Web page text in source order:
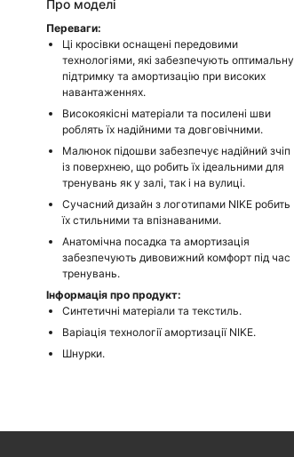
Про моделі
Переваги:
Ці кросівки оснащені передовими
технологіями, які забезпечують оптимальну
підтримку та амортизацію при високих
навантаженнях.
Високоякісні матеріали та посилені шви
роблять їх надійними та довговічними.
Малюнок підошви забезпечує надійний зчіп
із поверхнею, що робить їх ідеальними для
тренувань як у залі, так і на вулиці.
Сучасний дизайн з логотипами NIKE робить
їх стильними та впізнаваними.
Анатомічна посадка та амортизація
забезпечують дивовижний комфорт під час
тренувань.
Інформація про продукт:
Синтетичні матеріали та текстиль.
Варіація технології амортизації NIKE.
Шнурки.